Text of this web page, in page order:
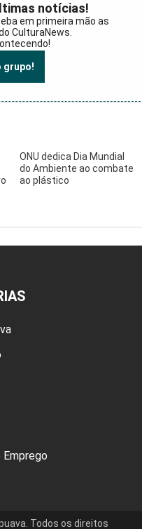
notícias!
em primeira mão as
CulturaNews.
grupo!
ONU dedica Dia Mundial
do Ambiente ao combate
ao plástico
Emprego
Todos os direitos